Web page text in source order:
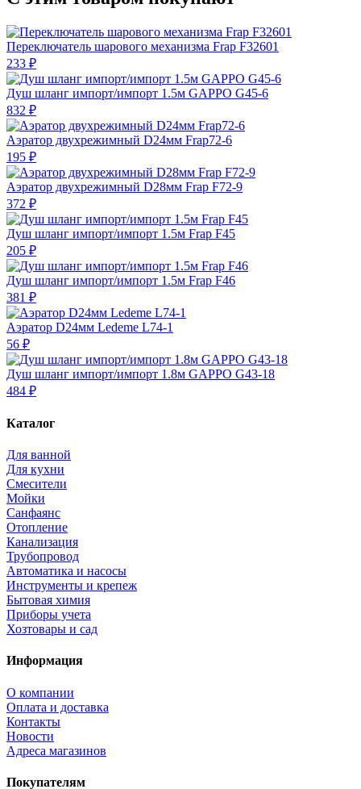
Переключатель шарового механизма Frap F32601
233 ₽
Душ шланг импорт/импорт 1.5м GAPPO G45-6
832 ₽
Аэратор двухрежимный D24мм Frap72-6
195 ₽
Аэратор двухрежимный D28мм Frap F72-9
372 ₽
Душ шланг импорт/импорт 1.5м Frap F45
205 ₽
Душ шланг импорт/импорт 1.5м Frap F46
381 ₽
Аэратор D24мм Ledeme L74-1
56 ₽
Душ шланг импорт/импорт 1.8м GAPPO G43-18
484 ₽
Каталог
Для ванной
Для кухни
Смесители
Мойки
Санфаянс
Отопление
Канализация
Трубопровод
Автоматика и насосы
Инструменты и крепеж
Бытовая химия
Приборы учета
Хозтовары и сад
Информация
О компании
Оплата и доставка
Контакты
Новости
Адреса магазинов
Покупателям